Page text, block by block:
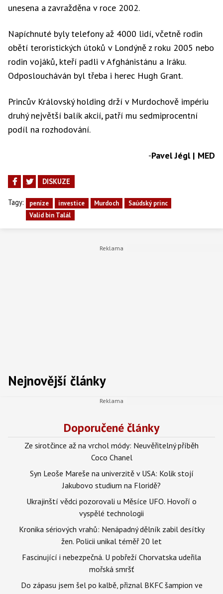
unesena a zavražděna v roce 2002.
Napíchnuté byly telefony až 4000 lidí, včetně rodin
obětí teroristických útoků v Londýně z roku 2005 nebo
rodin vojáků, kteří padli v Afghánistánu a Iráku.
Odposloucháván byl třeba i herec Hugh Grant.
Princův Královský holding drží v Murdochově impériu
druhý největší balík akcií, patří mu sedmiprocentní
podíl na rozhodování.
-Pavel Jégl | MED
DISKUZE
Tagy: peníze investice Murdoch
Saúdský princ
Valíd bin Talál
Nejnovější články
Doporučené články
Ze sirotčince až na vrchol módy: Neuvěřitelný příběh
Coco Chanel
Syn Leoše Mareše na univerzitě v USA: Kolik stojí
Jakubovo studium na Floridě?
Ukrajinští vědci pozorovali u Měsíce UFO. Hovoří o
vyspělé technologii
Kronika sériových vrahů: Nenápadný dělník zabil desítky
žen. Policii unikal téměř 20 let
Fascinující i nebezpečná. U pobřeží Chorvatska udeřila
mořská smršť
Do zápasu jsem šel po kalbě, přiznal BKFC šampion ve